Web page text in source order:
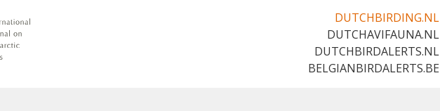
DUTCHBIRDING.NL
DUTCHAVIFAUNA.NL
DUTCHBIRDALERTS.NL
BELGIANBIRDALERTS.BE